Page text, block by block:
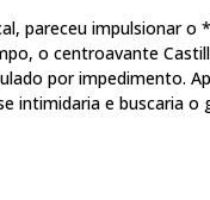
pareceu impulsionar
o centroavante
por impedimento.
intimidaria e buscaria o